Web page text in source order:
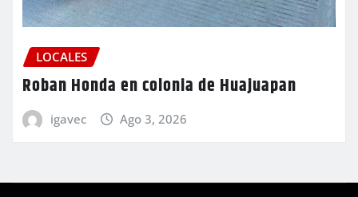
LOCALES
Roban Honda en colonia de Huajuapan
igavec Ago 3, 2026